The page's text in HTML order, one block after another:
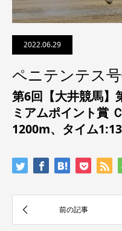
2022.06.29
ペニテンテス
第6回【大井競馬】
ミアムポイント賞
1200m、タイム